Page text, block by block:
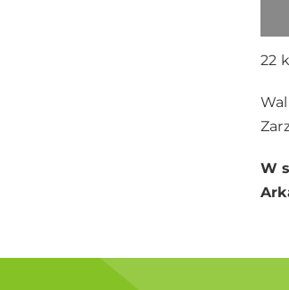
22
W